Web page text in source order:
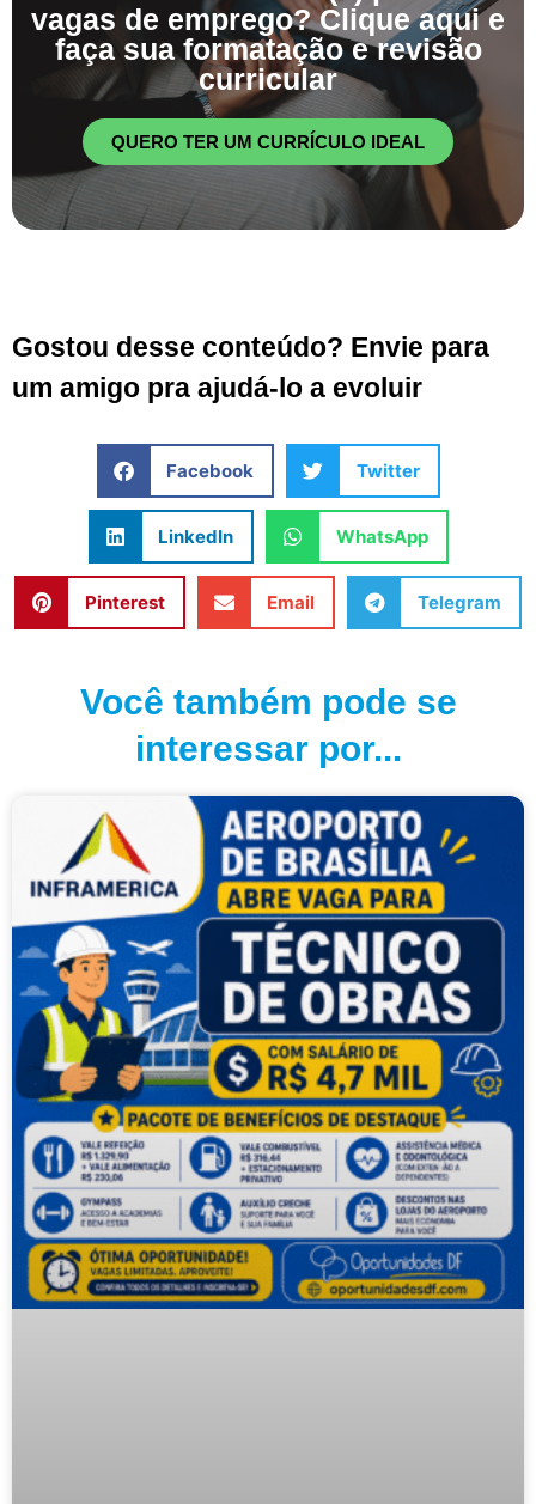
vagas de emprego? Clique aqui e
faça sua formatação e revisão
curricular
QUERO TER UM CURRÍCULO IDEAL
Gostou desse conteúdo? Envie para
um amigo pra ajudá-lo a evoluir
Facebook Twitter
LinkedIn WhatsApp
Pinterest Email Telegram
Você também pode se
interessar por...